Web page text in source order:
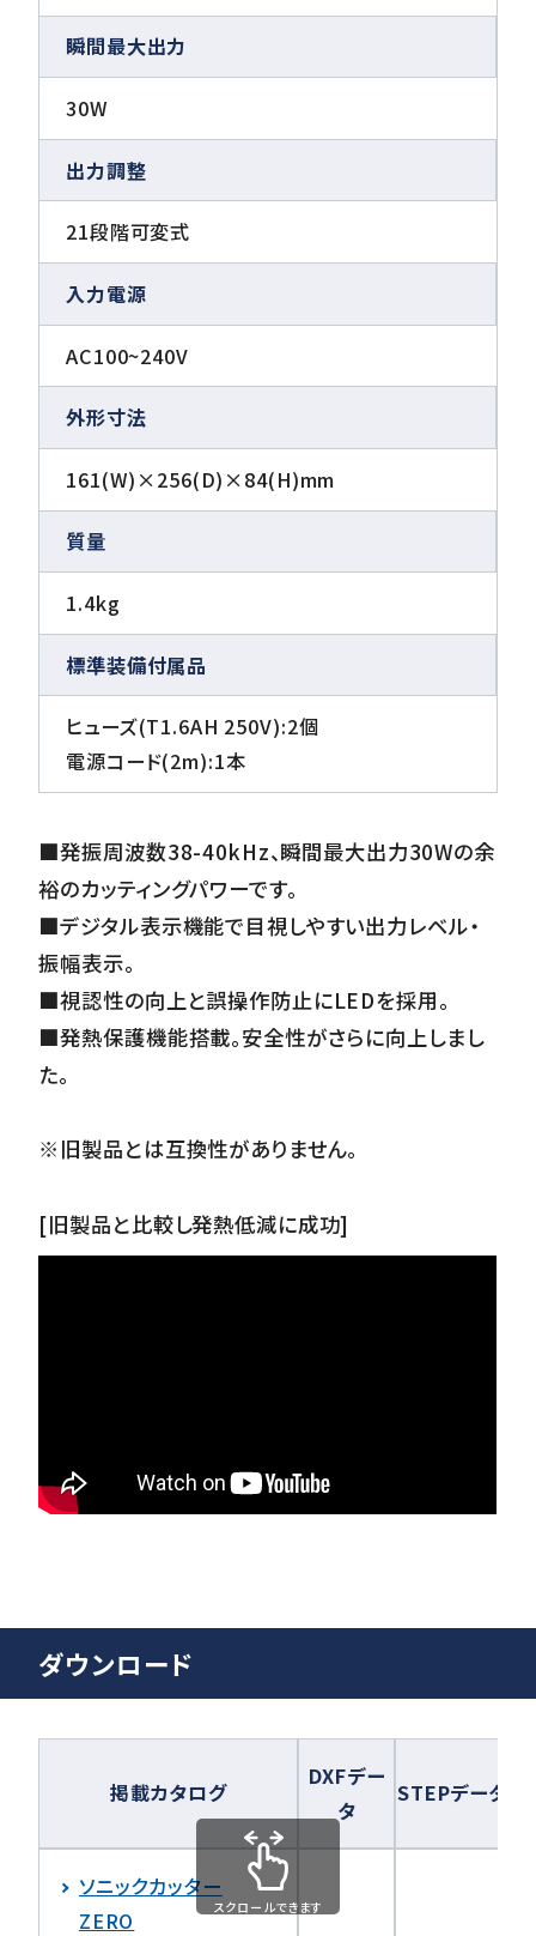
瞬間最大出力
30W
出力調整
21段階可変式
入力電源
AC100~240V
外形寸法
161(W)×256(D)×84(H)mm
質量
1.4kg
標準装備付属品
ヒューズ(T1.6AH 250V):2個
電源コード(2m):1本
■発振周波数38-40kHz、瞬間最大出力30Wの余
裕のカッティングパワーです。
■デジタル表示機能で目視しやすい出力レベル・
振幅表示。
■視認性の向上と誤操作防止にLEDを採用。
■発熱保護機能搭載。安全性がさらに向上しまし
た。
※旧製品とは互換性がありません。
[旧製品と比較し発熱低減に成功]
ダウンロード
掲載カタログ
DXFデー
タ
STEPデータ
ソニックカッター
ZERO
スクロールできます